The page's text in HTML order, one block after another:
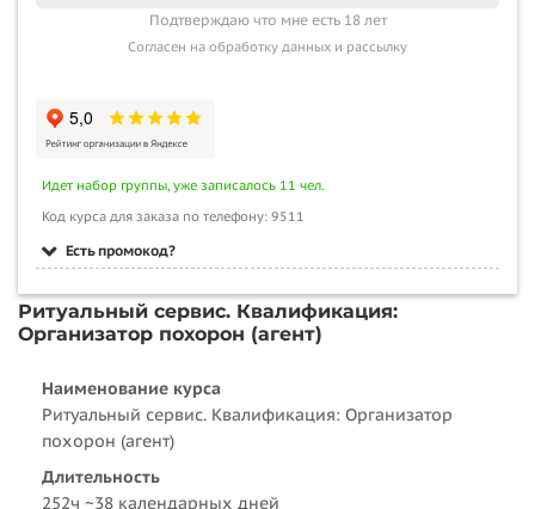
Подтверждаю что мне есть 18 лет
Согласен на обработку данных и рассылку
Идет набор группы, уже записалось 11 чел.
Код курса для заказа по телефону: 9511
Есть промокод?
Ритуальный сервис. Квалификация:
Организатор похорон (агент)
Наименование курса
Ритуальный сервис. Квалификация: Организатор
похорон (агент)
Длительность
252ч ~38 календарных дней